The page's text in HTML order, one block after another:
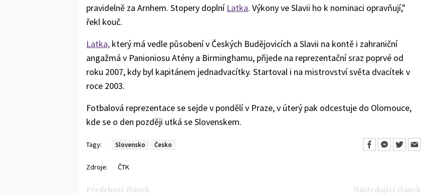
pravidelně za Arnhem. Stopery doplní Latka. Výkony ve Slavii ho k nominaci opravňují,"
řekl kouč.
Latka, který má vedle působení v Českých Budějovicích a Slavii na kontě i zahraniční
angažmá v Panioniosu Atény a Birminghamu, přijede na reprezentační sraz poprvé od
roku 2007, kdy byl kapitánem jednadvacítky. Startoval i na mistrovství světa dvacítek v
roce 2003.
Fotbalová reprezentace se sejde v pondělí v Praze, v úterý pak odcestuje do Olomouce,
kde se o den později utká se Slovenskem.
Tagy: Slovensko Česko
Zdroje: ČTK
Předchozí článek
Následující článek